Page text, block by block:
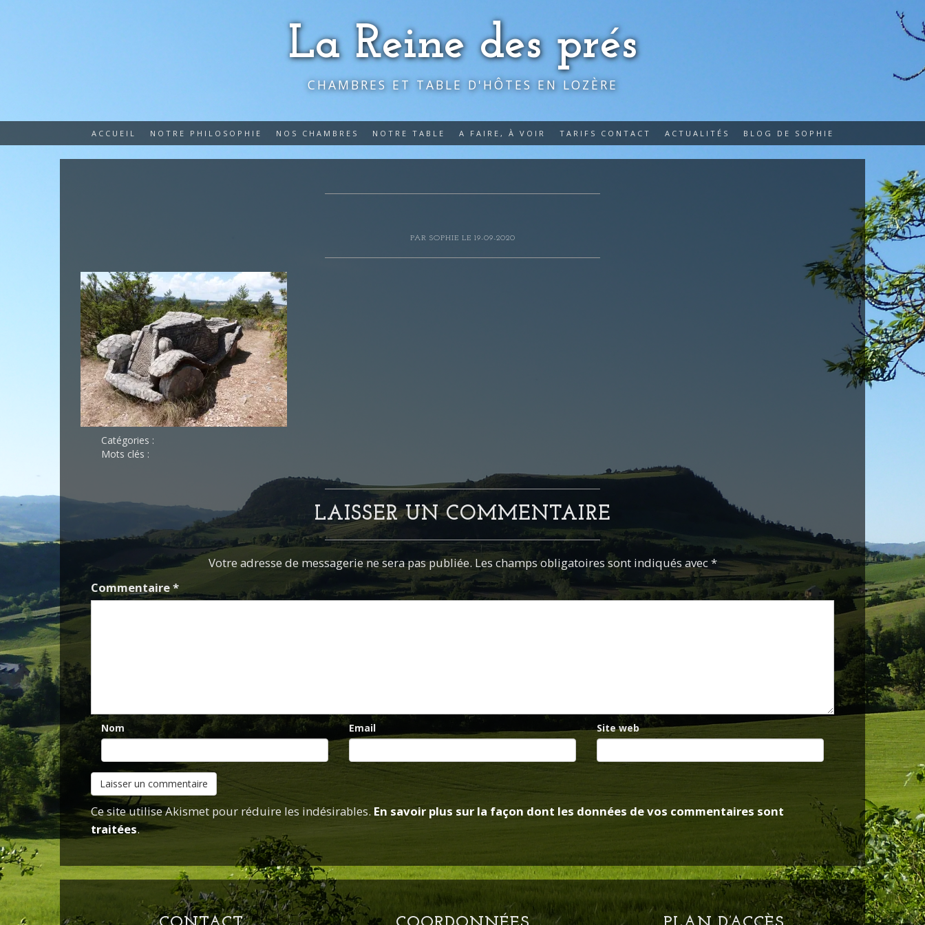
La Reine des prés
CHAMBRES ET TABLE D'HÔTES EN LOZÈRE
ACCUEIL NOTRE PHILOSOPHIE NOS CHAMBRES NOTRE TABLE A FAIRE, À VOIR TARIFS CONTACT ACTUALITÉS BLOG DE SOPHIE
PAR SOPHIE LE 19-09-2020
Catégories :
Mots clés :
LAISSER UN COMMENTAIRE
Votre adresse de messagerie ne sera pas publiée. Les champs obligatoires sont indiqués avec *
Commentaire*
Nom Email Site web
Ce site utilise Akismet pour réduire les indésirables. En savoir plus sur la façon dont les données de vos commentaires sont
traitées.